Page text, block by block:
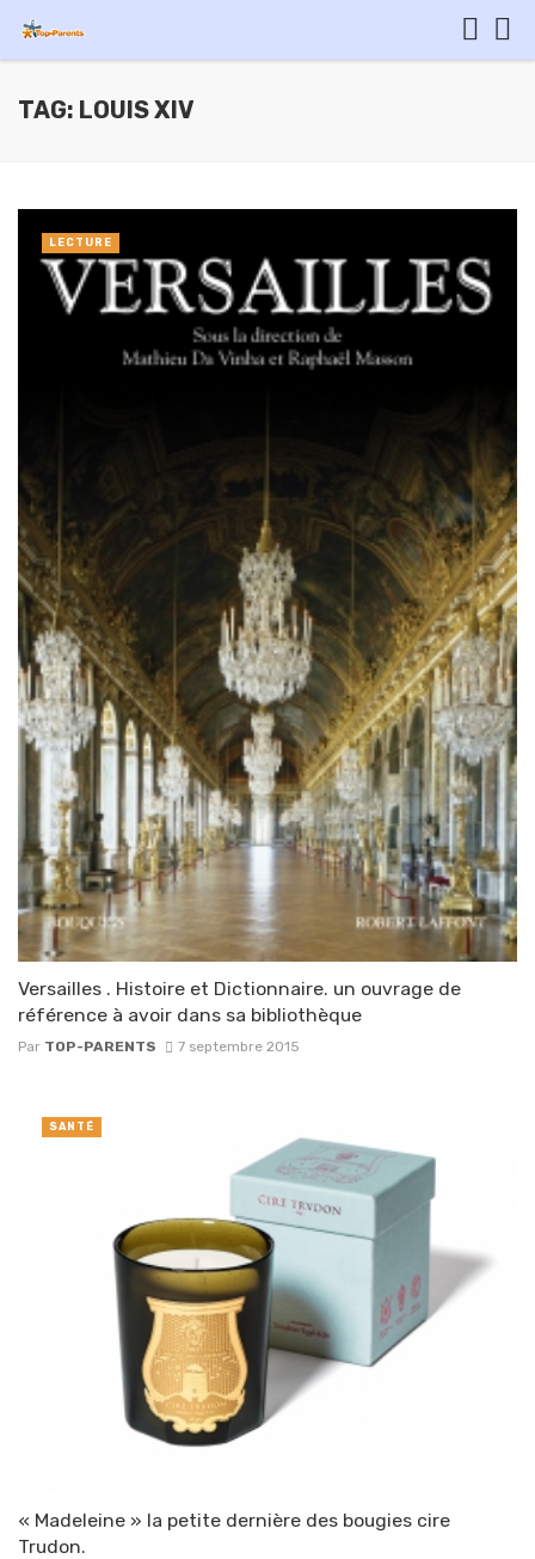
TAG: LOUIS XIV
Versailles . Histoire et Dictionnaire. un ouvrage de
référence à avoir dans sa bibliothèque
Par TOP-PARENTS 7 septembre 2015
LECTURE
« Madeleine » la petite dernière des bougies cire
Trudon.
SANTÉ